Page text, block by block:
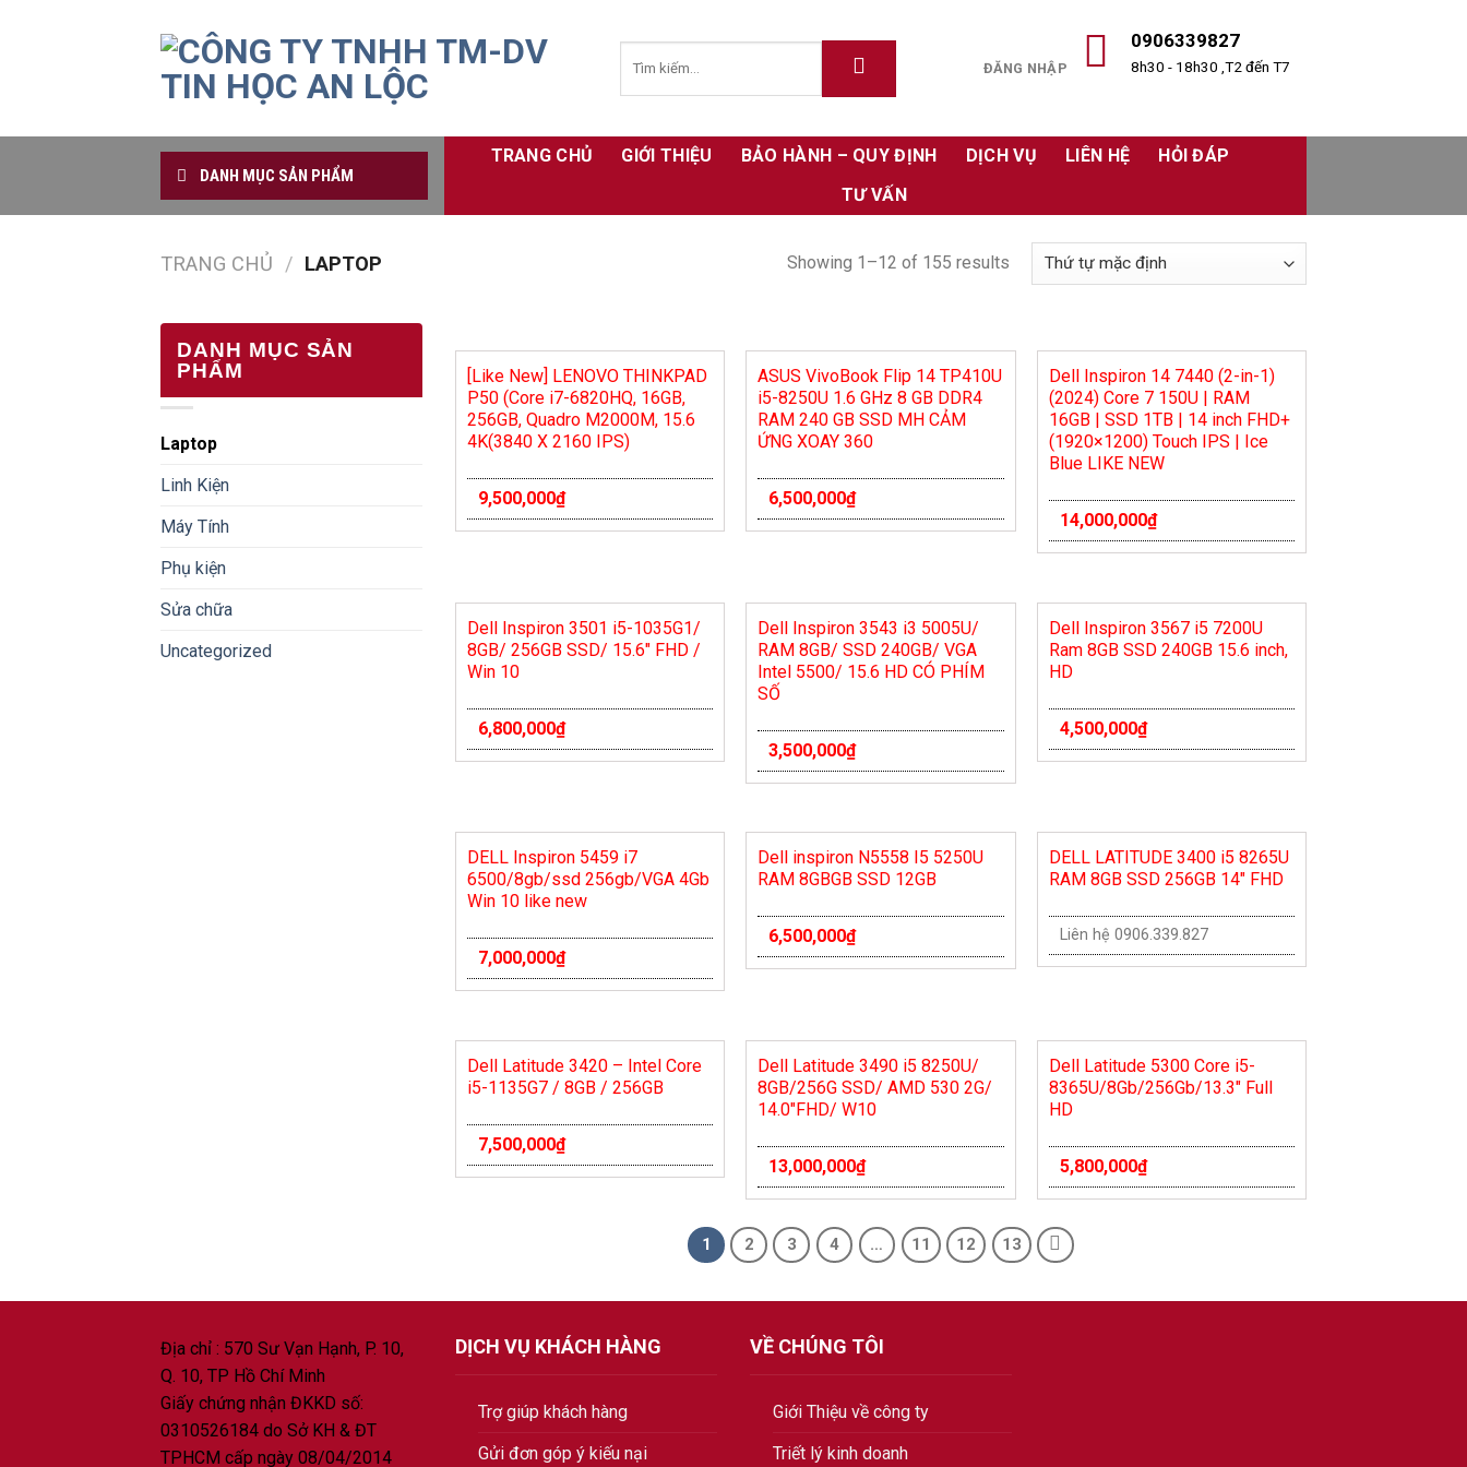
ĐĂNG NHẬP
0906339827
8h30 - 18h30 ,T2 đến T7
DANH MỤC SẢN PHẨM
TRANG CHỦ GIỚI THIỆU BẢO HÀNH – QUY ĐỊNH DỊCH VỤ LIÊN HỆ
HỎI ĐÁP
TƯ VẤN
TRANG CHỦ / LAPTOP Showing 1–12 of 155 results
DANH MỤC SẢN
PHẨM
Laptop
Linh Kiện
Máy Tính
Phụ kiện
Sửa chữa
Uncategorized
[Like New] LENOVO THINKPAD
P50 (Core i7-6820HQ, 16GB,
256GB, Quadro M2000M, 15.6
4K(3840 X 2160 IPS)
9,500,000₫
ASUS VivoBook Flip 14 TP410U
i5-8250U 1.6 GHz 8 GB DDR4
RAM 240 GB SSD MH CẢM
ỨNG XOAY 360
6,500,000₫
Dell Inspiron 14 7440 (2-in-1)
(2024) Core 7 150U | RAM
16GB | SSD 1TB | 14 inch FHD+
(1920×1200) Touch IPS | Ice
Blue LIKE NEW
14,000,000₫
Dell Inspiron 3501 i5-1035G1/
8GB/ 256GB SSD/ 15.6″ FHD /
Win 10
6,800,000₫
Dell Inspiron 3543 i3 5005U/
RAM 8GB/ SSD 240GB/ VGA
Intel 5500/ 15.6 HD CÓ PHÍM
SỐ
3,500,000₫
Dell Inspiron 3567 i5 7200U
Ram 8GB SSD 240GB 15.6 inch,
HD
4,500,000₫
DELL Inspiron 5459 i7
6500/8gb/ssd 256gb/VGA 4Gb
Win 10 like new
7,000,000₫
Dell inspiron N5558 I5 5250U
RAM 8GBGB SSD 12GB
6,500,000₫
DELL LATITUDE 3400 i5 8265U
RAM 8GB SSD 256GB 14″ FHD
Liên hệ 0906.339.827
Dell Latitude 3420 – Intel Core
i5-1135G7 / 8GB / 256GB
7,500,000₫
Dell Latitude 3490 i5 8250U/
8GB/256G SSD/ AMD 530 2G/
14.0″FHD/ W10
13,000,000₫
Dell Latitude 5300 Core i5-
8365U/8Gb/256Gb/13.3″ Full
HD
5,800,000₫
1 2 3 4 … 11 12 13
Địa chỉ : 570 Sư Vạn Hạnh, P. 10,
Q. 10, TP Hồ Chí Minh
Giấy chứng nhận ĐKKD số:
0310526184 do Sở KH & ĐT
TPHCM cấp ngày 08/04/2014
DỊCH VỤ KHÁCH HÀNG
Trợ giúp khách hàng
Gửi đơn góp ý kiếu nại
VỀ CHÚNG TÔI
Giới Thiệu về công ty
Triết lý kinh doanh